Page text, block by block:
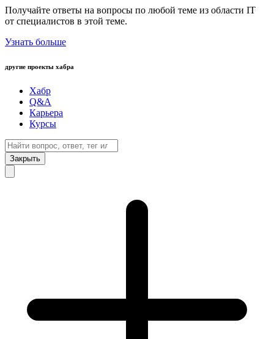
Получайте ответы на вопросы по любой теме из области IT
от специалистов в этой теме.
Узнать больше
другие проекты хабра
Хабр
Q&A
Карьера
Курсы
Закрыть